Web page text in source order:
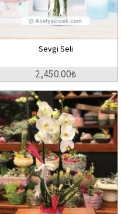
Sevgi Seli
2,450.00₺